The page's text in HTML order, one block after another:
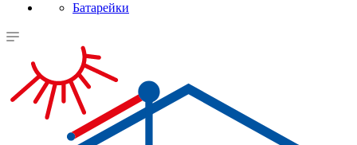
Батарейки